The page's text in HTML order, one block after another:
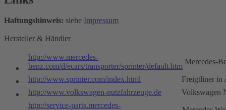
Haftungshinweis: siehe Impressum
Hersteller & Händler
http://www.mercedes-
benz.com/d/ecars/transporter/sprinter/default.htm
Mercedes-
http://www.sprinter.com/index.html
Freigtliner in
http://www.volkswagen-nutzfahrzeuge.de
Volkswagen
http://service-parts.mercedes-